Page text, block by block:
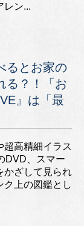
レン...
るとお家の
る？！「お
』は「最
超高精細イラス
DVD、スマー
かざして見られ
ク上の図鑑とし